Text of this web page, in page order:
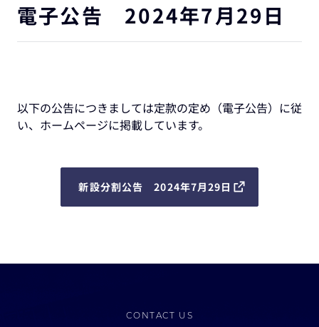
電子公告 2024年7月29日
以下の公告につきましては定款の定め（電子公告）に従
い、ホームページに掲載しています。
新設分割公告 2024年7月29日
CONTACT US